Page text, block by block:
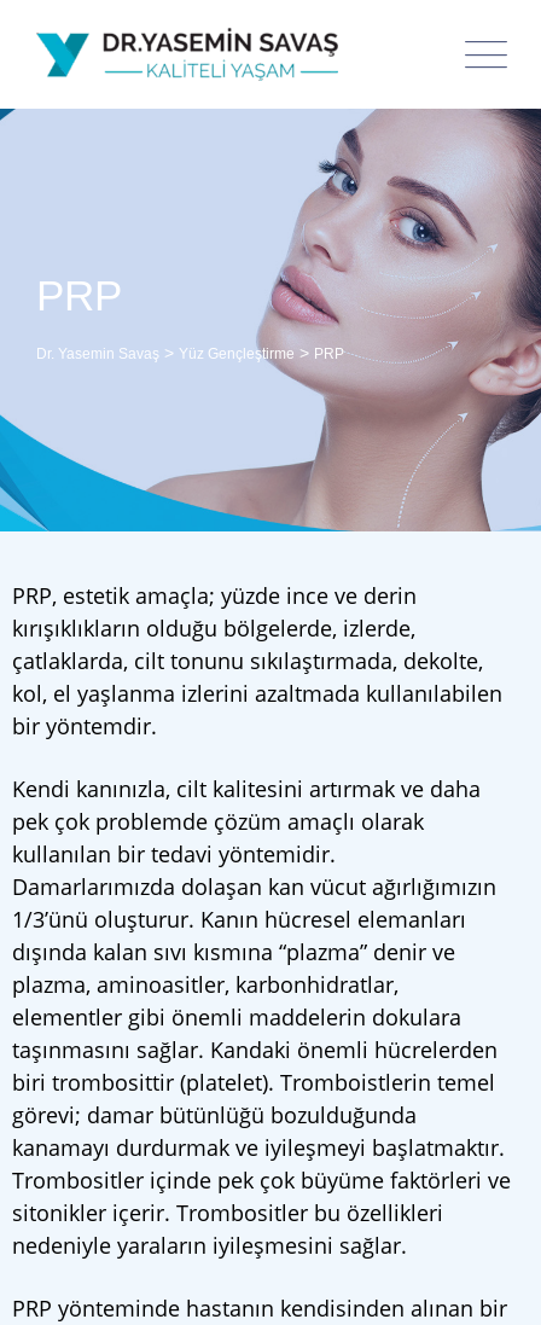
PRP
Dr. Yasemin Savaş > Yüz Gençleştirme > PRP
PRP, estetik amaçla; yüzde ince ve derin
kırışıklıkların olduğu bölgelerde, izlerde,
çatlaklarda, cilt tonunu sıkılaştırmada, dekolte,
kol, el yaşlanma izlerini azaltmada kullanılabilen
bir yöntemdir.
Kendi kanınızla, cilt kalitesini artırmak ve daha
pek çok problemde çözüm amaçlı olarak
kullanılan bir tedavi yöntemidir.
Damarlarımızda dolaşan kan vücut ağırlığımızın
1/3’ünü oluşturur. Kanın hücresel elemanları
dışında kalan sıvı kısmına “plazma” denir ve
plazma, aminoasitler, karbonhidratlar,
elementler gibi önemli maddelerin dokulara
taşınmasını sağlar. Kandaki önemli hücrelerden
biri trombosittir (platelet). Tromboistlerin temel
görevi; damar bütünlüğü bozulduğunda
kanamayı durdurmak ve iyileşmeyi başlatmaktır.
Trombositler içinde pek çok büyüme faktörleri ve
sitonikler içerir. Trombositler bu özellikleri
nedeniyle yaraların iyileşmesini sağlar.
PRP yönteminde hastanın kendisinden alınan bir